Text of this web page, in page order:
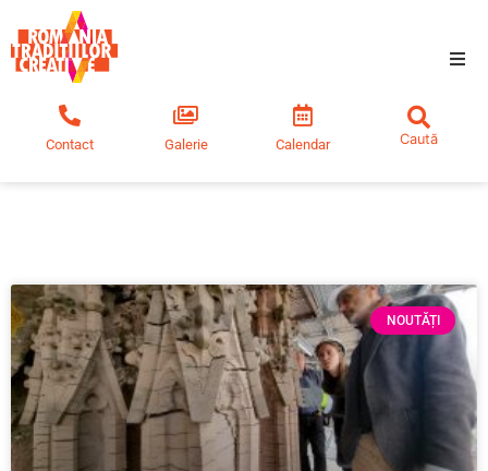
Tradiții creative
Noutăți
Contact Galerie Calendar
NOUTĂȚI